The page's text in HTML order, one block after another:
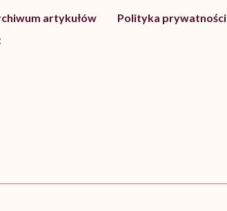
artykułów
Polityka prywatności